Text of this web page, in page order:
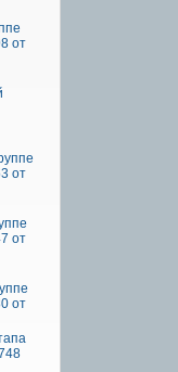
от
от
от
от